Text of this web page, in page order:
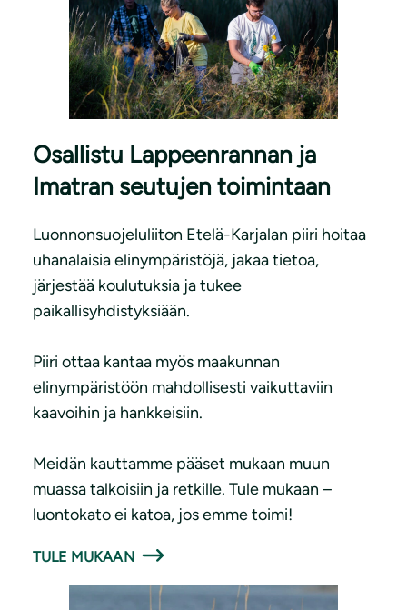
Osallistu Lappeenrannan ja
Imatran seutujen toimintaan
Luonnonsuojeluliiton Etelä-Karjalan piiri hoitaa
uhanalaisia elinympäristöjä, jakaa tietoa,
järjestää koulutuksia ja tukee
paikallisyhdistyksiään.
Piiri ottaa kantaa myös maakunnan
elinympäristöön mahdollisesti vaikuttaviin
kaavoihin ja hankkeisiin.
Meidän kauttamme pääset mukaan muun
muassa talkoisiin ja retkille. Tule mukaan –
luontokato ei katoa, jos emme toimi!
TULE MUKAAN